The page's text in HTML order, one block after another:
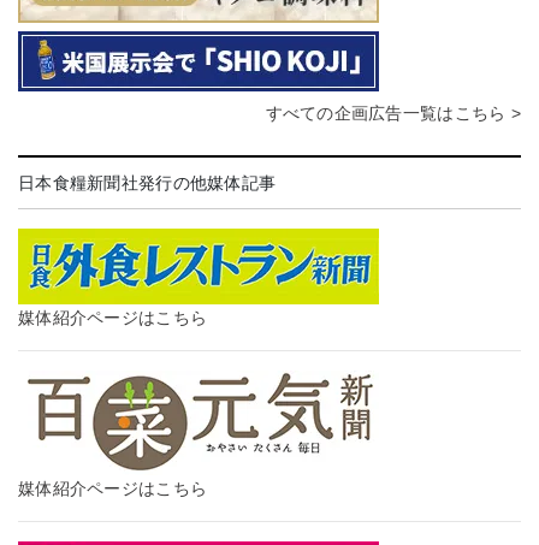
すべての企画広告一覧はこちら >
日本食糧新聞社発行の他媒体記事
媒体紹介ページはこちら
媒体紹介ページはこちら